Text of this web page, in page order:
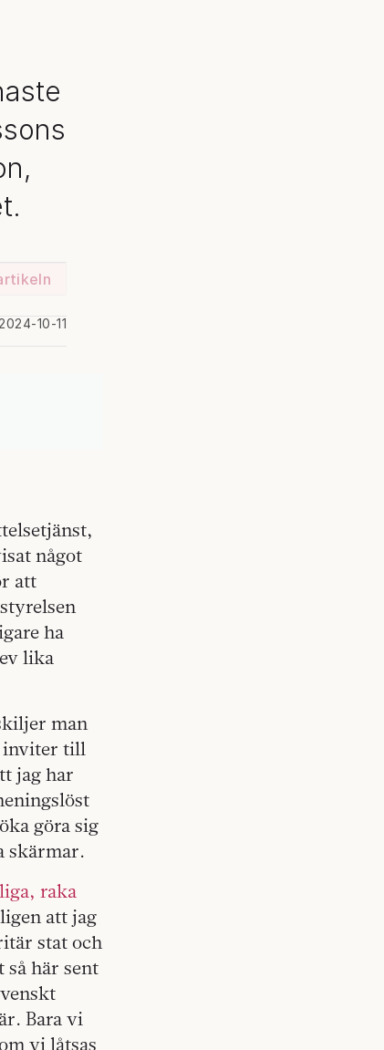
10-11
något
att
ha
lika
man
inviter till
jag har
göra sig
skärmar.
raka
att jag
stat och
här sent
Bara vi
vi låtsas